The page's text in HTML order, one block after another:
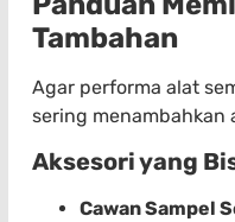
Tambahan
Agar performa alat
sering menambahkan
Aksesori yang
Cawan Sampel